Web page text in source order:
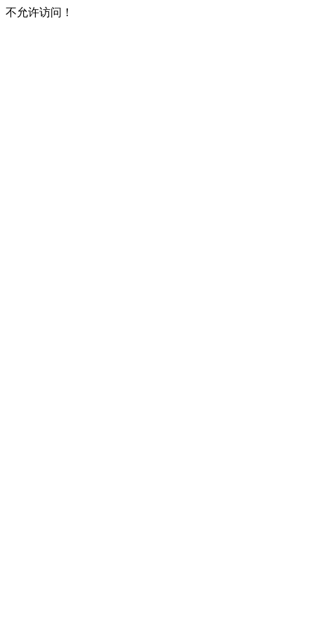
不允许访问！